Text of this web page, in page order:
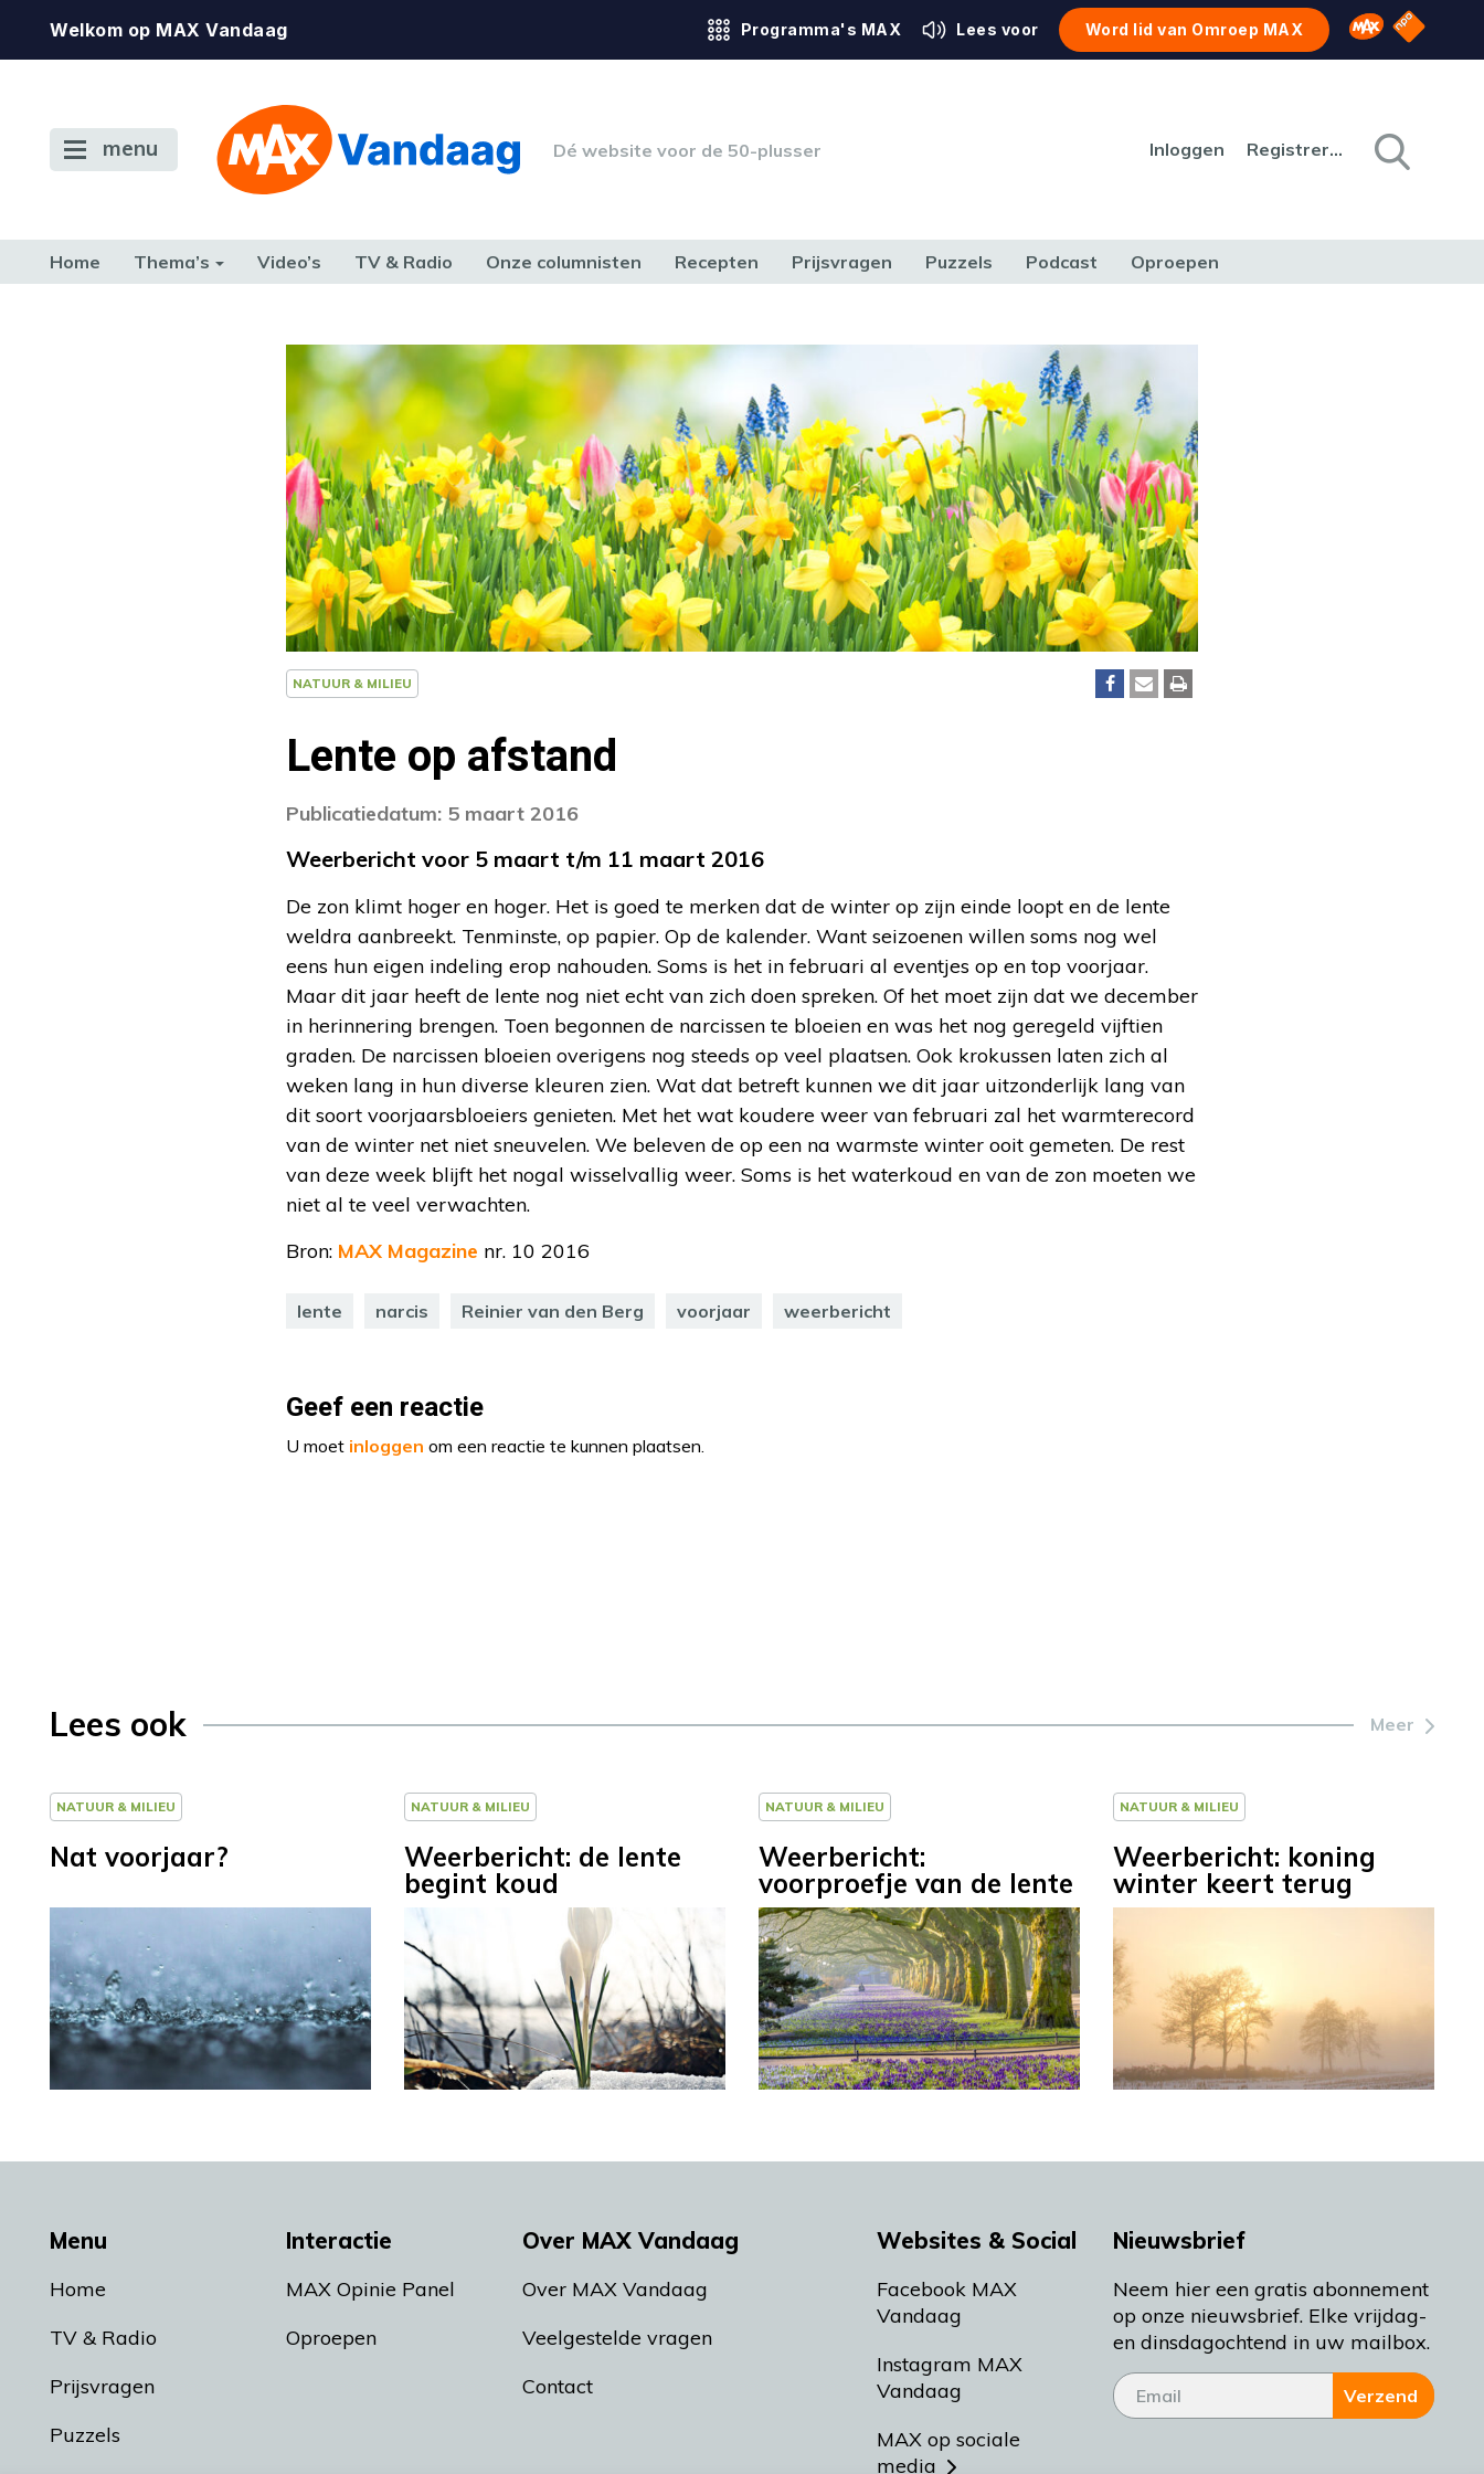
Welkom op MAX Vandaag Programma's MAX Lees voor Word lid van Omroep MAX Omroep MAX
NPO
menu Dé website voor de 50-plusser Inloggen Registreren
Home Thema’s Video’s TV & Radio Onze columnisten Recepten Prijsvragen Puzzels Podcast Oproepen
NATUUR & MILIEU
Lente op afstand
Publicatiedatum: 5 maart 2016
Weerbericht voor 5 maart t/m 11 maart 2016
De zon klimt hoger en hoger. Het is goed te merken dat de winter op zijn einde loopt en de lente
weldra aanbreekt. Tenminste, op papier. Op de kalender. Want seizoenen willen soms nog wel
eens hun eigen indeling erop nahouden. Soms is het in februari al eventjes op en top voorjaar.
Maar dit jaar heeft de lente nog niet echt van zich doen spreken. Of het moet zijn dat we december
in herinnering brengen. Toen begonnen de narcissen te bloeien en was het nog geregeld vijftien
graden. De narcissen bloeien overigens nog steeds op veel plaatsen. Ook krokussen laten zich al
weken lang in hun diverse kleuren zien. Wat dat betreft kunnen we dit jaar uitzonderlijk lang van
dit soort voorjaarsbloeiers genieten. Met het wat koudere weer van februari zal het warmterecord
van de winter net niet sneuvelen. We beleven de op een na warmste winter ooit gemeten. De rest
van deze week blijft het nogal wisselvallig weer. Soms is het waterkoud en van de zon moeten we
niet al te veel verwachten.
Bron: MAX Magazine nr. 10 2016
lente narcis Reinier van den Berg voorjaar weerbericht
Geef een reactie
U moet inloggen om een reactie te kunnen plaatsen.
Lees ook Meer
NATUUR & MILIEU
Nat voorjaar?
NATUUR & MILIEU
Weerbericht: de lente
begint koud
NATUUR & MILIEU
Weerbericht:
voorproefje van de lente
NATUUR & MILIEU
Weerbericht: koning
winter keert terug
Menu
Home
TV & Radio
Prijsvragen
Puzzels
Interactie
MAX Opinie Panel
Oproepen
Over MAX Vandaag
Over MAX Vandaag
Veelgestelde vragen
Contact
Websites & Social
Facebook MAX
Vandaag
Instagram MAX
Vandaag
MAX op sociale
media
Nieuwsbrief
Neem hier een gratis abonnement
op onze nieuwsbrief. Elke vrijdag-
en dinsdagochtend in uw mailbox.
Verzend